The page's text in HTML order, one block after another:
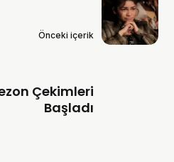
Önceki içerik
Çekimleri
Başladı